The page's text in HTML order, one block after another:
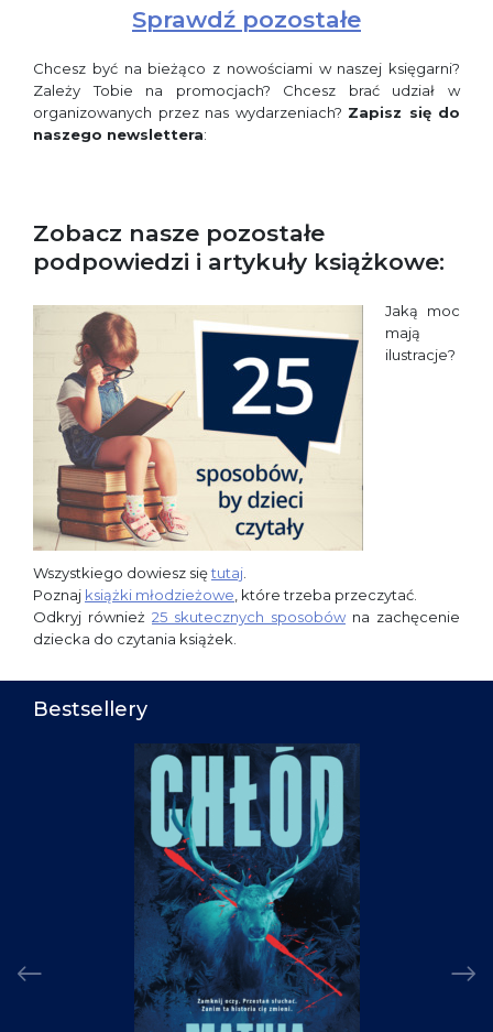
Sprawdź pozostałe
Chcesz być na bieżąco z nowościami w naszej księgarni?
Zależy Tobie na promocjach? Chcesz brać udział w
organizowanych przez nas wydarzeniach? Zapisz się do
naszego newslettera:
Zobacz nasze pozostałe
podpowiedzi i artykuły książkowe:
Jaką moc
mają
ilustracje?
Wszystkiego dowiesz siętutaj.
Poznaj książki młodzieżowe, które trzeba przeczytać.
Odkryj również 25 skutecznych sposobówna zachęcenie
dziecka do czytania książek.
Bestsellery